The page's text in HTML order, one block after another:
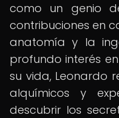
como un genio
contribuciones en
anatomía y la
profundo interés
su vida, Leonardo
alquímicos y
descubrir los